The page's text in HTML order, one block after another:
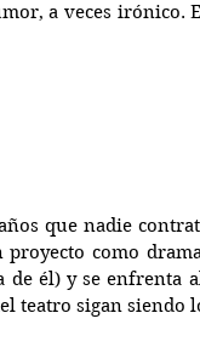
a veces irónico.
que nadie
como
de él) y se
teatro sigan siendo